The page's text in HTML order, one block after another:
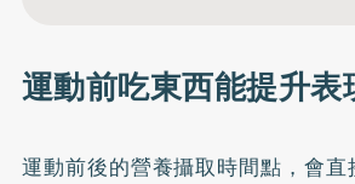
運動前吃東西能提升表
運動前後的營養攝取時間點，會